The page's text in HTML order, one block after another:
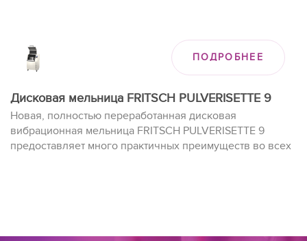
ПОДРОБНЕЕ
Дисковая мельница FRITSCH PULVERISETTE 9
Новая, полностью переработанная дисковая
вибрационная мельница FRITSCH PULVERISETTE 9
предоставляет много практичных преимуществ во всех